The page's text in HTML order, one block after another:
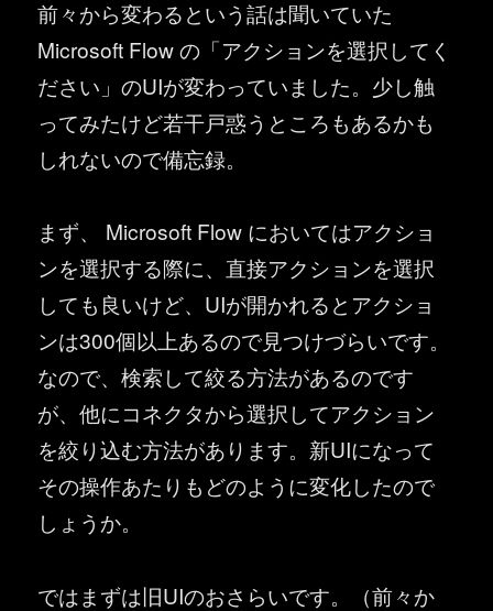
前々から変わるという話は聞いていた
Microsoft Flow の「アクションを選択してく
ださい」のUIが変わっていました。少し触
ってみたけど若干戸惑うところもあるかも
しれないので備忘録。
まず、 Microsoft Flow においてはアクショ
ンを選択する際に、直接アクションを選択
しても良いけど、UIが開かれるとアクショ
ンは300個以上あるので見つけづらいです。
なので、検索して絞る方法があるのです
が、他にコネクタから選択してアクション
を絞り込む方法があります。新UIになって
その操作あたりもどのように変化したので
しょうか。
ではまずは旧UIのおさらいです。（前々か